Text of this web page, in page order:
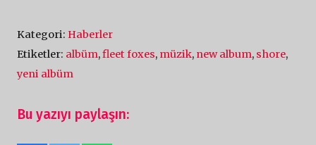
Kategori: Haberler
Etiketler: albüm,fleet foxes, müzik, new album, shore,
yeni albüm
Bu yazıyı paylaşın: